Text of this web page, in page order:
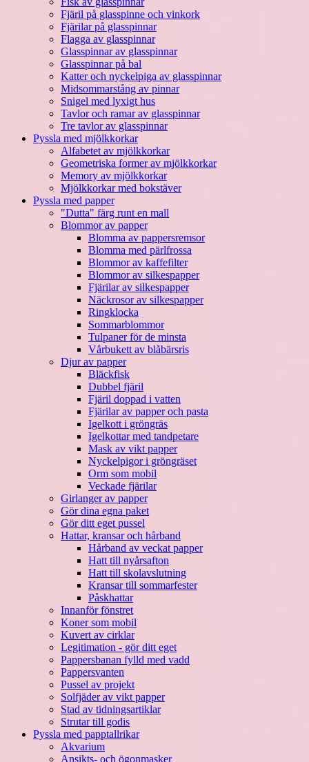
Fjäril på glasspinne och vinkork
Fjärilar på glasspinnar
Flagga av glasspinnar
Glasspinnar av glasspinnar
Glasspinnar på bal
Katter och nyckelpiga av glasspinnar
Midsommarstång av pinnar
Snigel med lyxigt hus
Tavlor och ramar av glasspinnar
Tre tavlor av glasspinnar
Pyssla med mjölkkorkar
Alfabetet av mjölkkorkar
Geometriska former av mjölkkorkar
Memory av mjölkkorkar
Mjölkkorkar med bokstäver
Pyssla med papper
"Dutta" färg runt en mall
Blommor av papper
Blomma av pappersremsor
Blomma med pärlfrossa
Blommor av kaffefilter
Blommor av silkespapper
Fjärilar av silkespapper
Näckrosor av silkespapper
Ringklocka
Sommarblommor
Tulpaner för de minsta
Vårbukett av blåbärsris
Djur av papper
Bläckfisk
Dubbel fjäril
Fjäril doppad i vatten
Fjärilar av papper och pasta
Igelkott i gröngräs
Igelkottar med tandpetare
Mask av vikt papper
Nyckelpigor i gröngräset
Orm som mobil
Veckade fjärilar
Girlanger av papper
Gör dina egna paket
Gör ditt eget pussel
Hattar, kransar och hårband
Hårband av veckat papper
Hatt till nyårsafton
Hatt till skolavslutning
Kransar till sommarfester
Påskhattar
Innanför fönstret
Koner som mobil
Kuvert av cirklar
Legitimation - gör ditt eget
Pappersbanan fylld med vadd
Pappersvanten
Pussel av projekt
Solfjäder av vikt papper
Stad av tidningsartiklar
Strutar till godis
Pyssla med papptallrikar
Akvarium
Ansikts- och ögonmasker